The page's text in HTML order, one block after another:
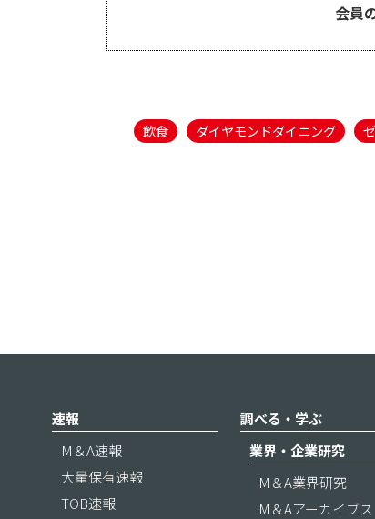
会員
飲食 ダイヤモンドダイニング
速報
M＆A速報
大量保有速報
TOB速報
調べる・学ぶ
業界・企業研究
M＆A業界研究
M＆Aアーカイブス